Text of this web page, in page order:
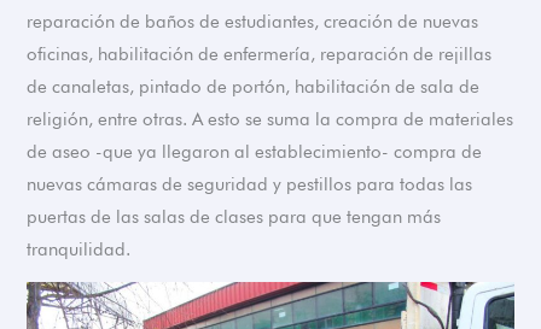
reparación de baños de estudiantes, creación de nuevas
oficinas, habilitación de enfermería, reparación de rejillas
de canaletas, pintado de portón, habilitación de sala de
religión, entre otras. A esto se suma la compra de materiales
de aseo -que ya llegaron al establecimiento- compra de
nuevas cámaras de seguridad y pestillos para todas las
puertas de las salas de clases para que tengan más
tranquilidad.